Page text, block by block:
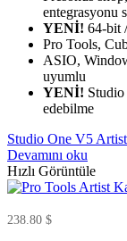
entegrasyonu
YENİ! 64-bit
Pro Tools,
ASIO,
uyumlu
YENİ!
edebilme
Studio One V5 Artist
Devamını oku
Hızlı Görüntüle
238.80 $